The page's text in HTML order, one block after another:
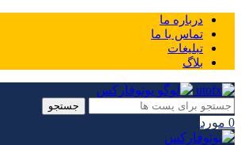
درباره ما
تماس با ما
تبلیغات
بلاگ
جستجو
0 مورد